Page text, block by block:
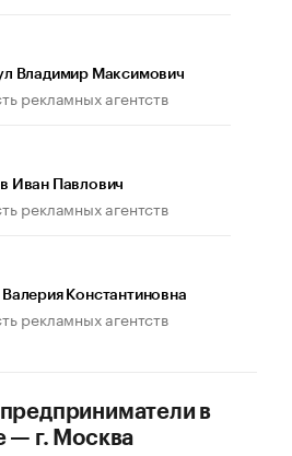
иначе». Как живет глава
Владимир Максимович
рекламных агентств
Иван Павлович
рекламных агентств
Константиновна
рекламных агентств
в
— г. Москва